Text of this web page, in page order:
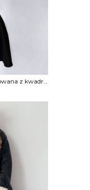
Sukienka mini rozkloszowana z kwadratowym dekoltem Blagica